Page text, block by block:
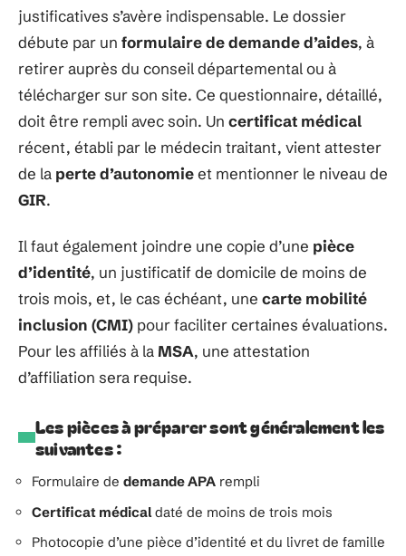
justificatives s’avère indispensable. Le dossier
débute par un formulaire de demande d’aides, à
retirer auprès du conseil départemental ou à
télécharger sur son site. Ce questionnaire, détaillé,
doit être rempli avec soin. Un certificat médical
récent, établi par le médecin traitant, vient attester
de la perte d’autonomieet mentionner le niveau de
GIR.
Il faut également joindre une copie d’une pièce
d’identité, un justificatif de domicile de moins de
trois mois, et, le cas échéant, une carte mobilité
inclusion (CMI) pour faciliter certaines évaluations.
Pour les affiliés à la MSA, une attestation
d’affiliation sera requise.
Les pièces à préparer sont généralement les
suivantes :
Formulaire de demande APA rempli
Certificat médical daté de moins de trois mois
Photocopie d’une pièce d’identité et du livret de famille